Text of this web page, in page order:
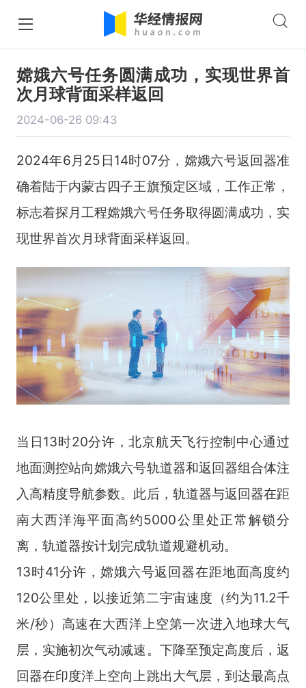
嫦娥六号任务圆满成功，实现世界首
次月球背面采样返回
2024-06-26 09:43
2024年6 月 25 日14时07分，嫦娥六号返回器准
确着陆于内蒙古四子王旗预定区域，工作正常，
标志着探月工程嫦娥六号任务取得圆满成功，实
现世界首次月球背面采样返回。
当日13时20分许，北京航天飞行控制中心通过
地面测控站向嫦娥六号轨道器和返回器组合体注
入高精度导航参数。此后，轨道器与返回器在距
南大西洋海平面高约5000公里处正常解锁分
离，轨道器按计划完成轨道规避机动。
13时41分许，嫦娥六号返回器在距地面高度约
120公里处，以接近第二宇宙速度（约为11.2千
米/秒）高速在大西洋上空第一次进入地球大气
层，实施初次气动减速。下降至预定高度后，返
回器在印度洋上空向上跳出大气层，到达最高点